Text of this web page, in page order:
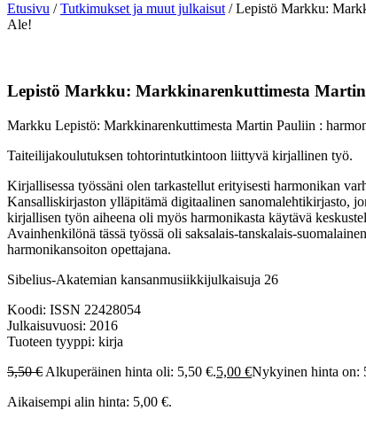
Etusivu /Tutkimukset ja muut julkaisut / Lepistö Markku:
Ale!
Lepistö Markku: Markkinarenkuttimesta
Markku Lepistö: Markkinarenkuttimesta Martin Pauliin :
Taiteilijakoulutuksen tohtorintutkintoon liittyvä kirjallinen työ.
Kirjallisessa työssäni olen tarkastellut erityisesti harmonikan
Kansalliskirjaston ylläpitämä digitaalinen sanomalehtikirjasto,
kirjallisen työn aiheena oli myös harmonikasta käytävä
Avainhenkilönä tässä työssä oli saksalais-tanskalais-
harmonikansoiton opettajana.
Sibelius-Akatemian kansanmusiikkijulkaisuja 26
Koodi: ISSN 22428054
Julkaisuvuosi: 2016
Tuoteen tyyppi: kirja
5,50€ Alkuperäinen hinta oli: 5,50 €.5,00 €Nykyinen hinta on:
Aikaisempi alin hinta: 5,00 €.